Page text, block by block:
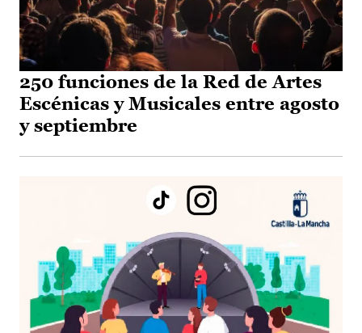
250 funciones de la Red de Artes
Escénicas y Musicales entre agosto
y septiembre